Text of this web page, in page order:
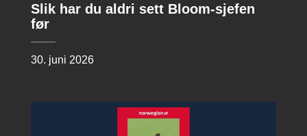
Slik har du aldri sett Bloom-sjefen
før
30. juni 2026